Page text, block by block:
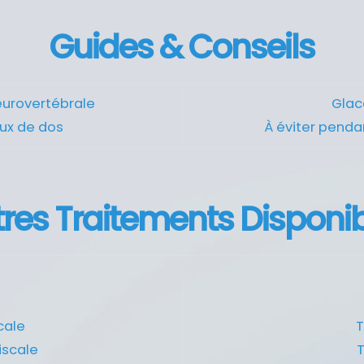
Guides & Conseils
de dos
À éviter
Traitements